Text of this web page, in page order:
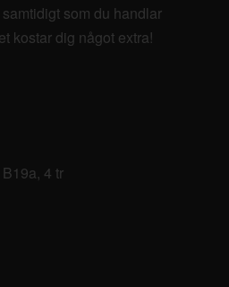
som du handlar
kostar dig något extra!
4 tr